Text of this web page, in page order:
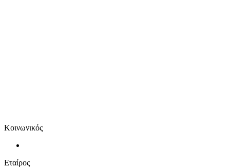
Κοινωνικός
Εταίρος